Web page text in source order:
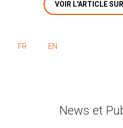
VOIR L'ARTICLE
FR EN
News et